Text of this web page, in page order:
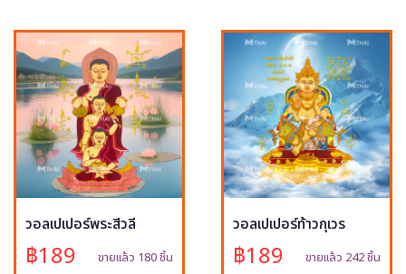
วอลเปเปอร์พระสีวลี
฿189 ขายแล้ว 180 ชิ้น
วอลเปเปอร์ท้าวกุเวร
฿189 ขายแล้ว 242 ชิ้น